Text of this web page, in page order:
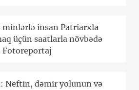
minlərlə insan Patriarxla
üçün saatlarla növbədə
Fotoreportaj
Neftin, dəmir yolunun və